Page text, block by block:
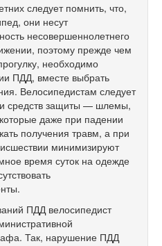
следует помнить, что,
они несут
несовершеннолетнего
поэтому прежде чем
необходимо
ПДД, вместе выбрать
Велосипедистам следует
средств защиты — шлемы,
даже при падении
получения травм, а при
минимизируют
время суток на одежде
ПДД велосипедист
Так, нарушение ПДД